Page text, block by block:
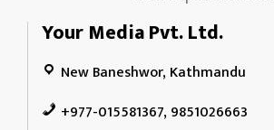
Your Media Pvt. Ltd.
New Baneshwor, Kathmandu
+977-015581367, 9851026663